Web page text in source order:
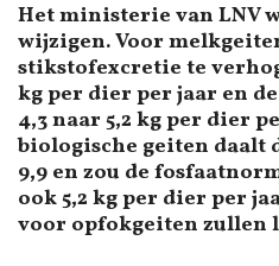
Het ministerie van LNV
wijzigen. Voor
stikstofexcretie te
kg per dier per jaar en
4,3 naar 5,2 kg per dier
biologische geiten daalt
9,9 en zou de
ook 5,2 kg per dier per
voor opfokgeiten zullen